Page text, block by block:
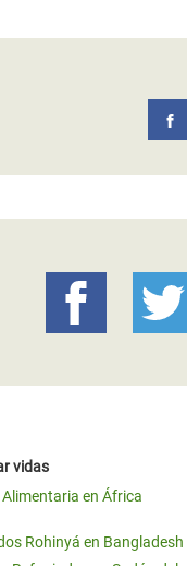
vidas
en África
Rohinyá en Bangladesh